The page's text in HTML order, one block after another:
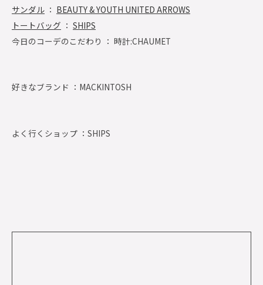
サンダル ： BEAUTY & YOUTH UNITED ARROWS
トートバッグ ： SHIPS
今日のコーデのこだわり ： 時計:CHAUMET
好きなブランド ： MACKINTOSH
よく行くショップ ： SHIPS